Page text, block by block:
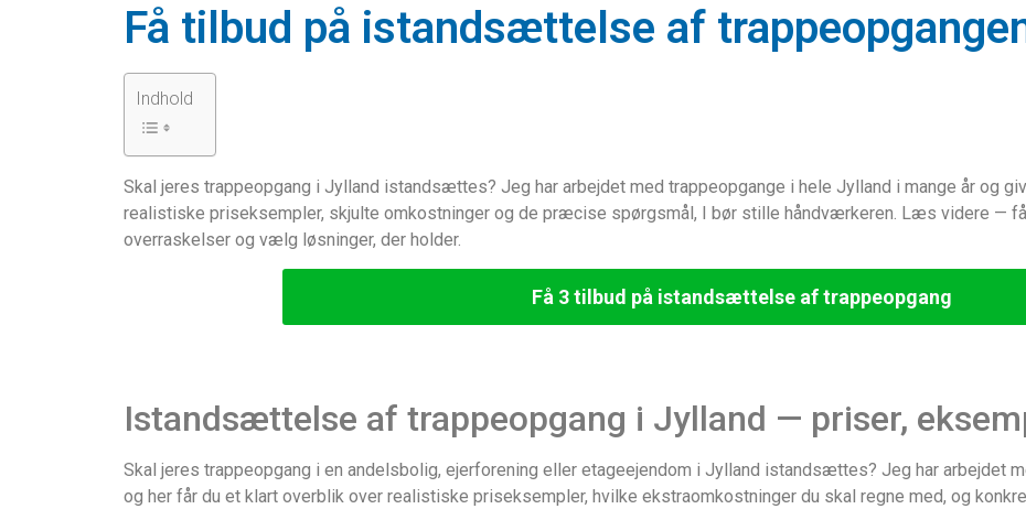
Få tilbud på istandsættelse af
Indhold
Skal jeres trappeopgang i Jylland istandsættes? Jeg har arbejdet med trappeopgange i hele Jylland i mange år og
realistiske priseksempler, skjulte omkostninger og de præcise spørgsmål, I bør stille håndværkeren. Læs videre —
overraskelser og vælg løsninger, der holder.
Få 3 tilbud på istandsættelse af trappeopgang
Istandsættelse af trappeopgang i Jylland — priser,
Skal jeres trappeopgang i en andelsbolig, ejerforening eller etageejendom i Jylland istandsættes? Jeg har arbejdet
og her får du et klart overblik over realistiske priseksempler, hvilke ekstraomkostninger du skal regne med, og